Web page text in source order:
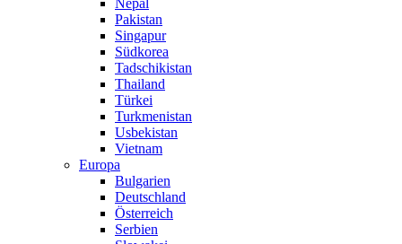
Nepal
Pakistan
Singapur
Südkorea
Tadschikistan
Thailand
Türkei
Turkmenistan
Usbekistan
Vietnam
Europa
Bulgarien
Deutschland
Österreich
Serbien